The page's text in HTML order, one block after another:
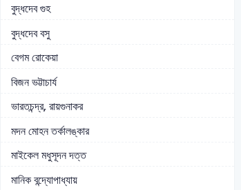
বুদ্ধদেব গুহ
বুদ্ধদেব বসু
বেগম রোকেয়া
বিজন ভট্টাচার্য
ভারতচন্দ্র, রায়গুনাকর
মদন মোহন তর্কালঙ্কার
মাইকেল মধুসূদন দত্ত
মানিক বন্দ্যোপাধ্যায়